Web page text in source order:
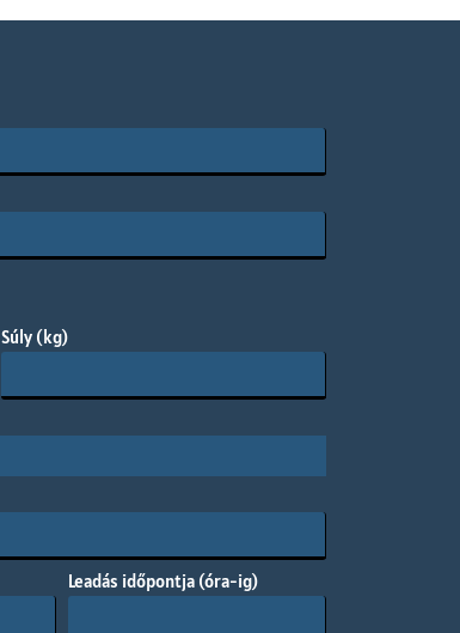
Súly (kg)
Leadás időpontja (óra-ig)